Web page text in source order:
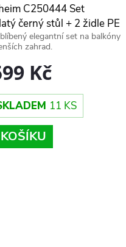
C250444 Set
černý stůl + 2 židle PE
hnědý
Kč
11 KS
elegantní set na balkóny
zahrad.